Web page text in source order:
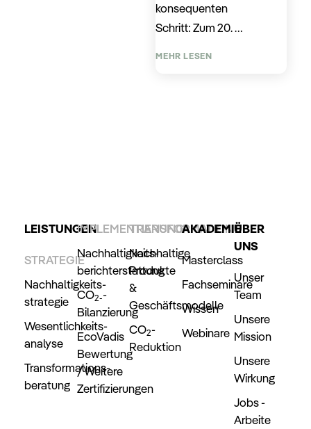
konsequenten
Schritt: Zum 20. …
MEHR LESEN
LEISTUNGEN
STRATEGIE
Nachhaltigkeits­
strategie
Wesentlichkeits­
analyse
Transformations­
beratung
IMPLEMENTIERUNG
Nachhaltigkeits­
berichterstattung
CO2--
Bilanzierung
EcoVadis
Bewertung
/ Weitere
Zertifizierungen
TRANSFORMATION
Nachhaltige
Produkte
&
Geschäftsmodelle
CO2-
Reduktion
AKADEMIE
Masterclass
Fachseminare
Wissen
Webinare
ÜBER
UNS
Unser
Team
Unsere
Mission
Unsere
Wirkung
Jobs -
Arbeite